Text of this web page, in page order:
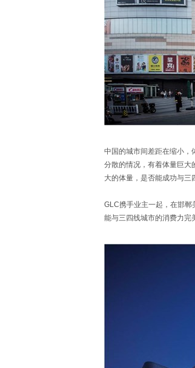
中国的城市间差距在缩小，
分散的情况，有着体量巨大
大的体量，是否能成功与三
GLC携手业主一起，在邯
能与三四线城市的消费力完